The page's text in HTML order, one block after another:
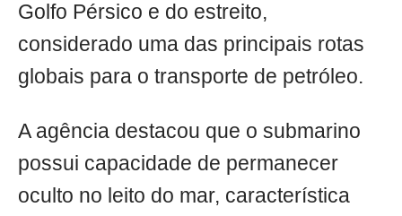
Golfo Pérsico e do estreito,
considerado uma das principais rotas
globais para o transporte de petróleo.
A agência destacou que o submarino
possui capacidade de permanecer
oculto no leito do mar, característica